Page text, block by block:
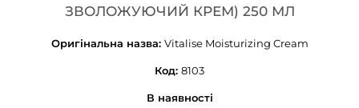
ЗВОЛОЖУЮЧИЙ КРЕМ) 250 МЛ
Оригінальна назва: Vitalise Moisturizing Cream
Код: 8103
В наявності